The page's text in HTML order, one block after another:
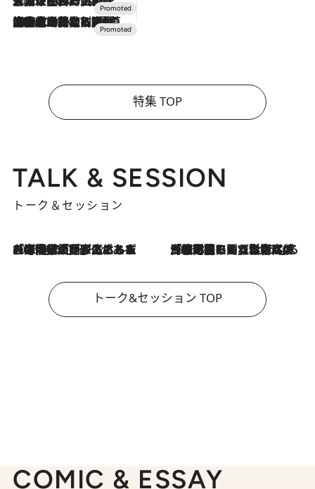
2026.7.10
NEW OPEN！【界 草津】名湯の地に誕生。趣の異なる2種の温泉と上州ならではの会席・蕎麦割烹など美食を味わう究極の癒やし旅
特集 TOP
TALK & SESSION
トーク＆セッション
2026.8.3
「今後値上げがあるとすれば…」「リスクがあるのは今年の冬」エネルギー専門家が語る、ホルムズ海峡封鎖が家庭にもたらす“ある心配” 2026.8.3
「住宅建てられない…」「サーチャージ料の高値が続いている」ホルムズ海峡封鎖による影響はいつまで続く？《エネルギー専門家に聞く“どうなる日本の暮らし”》
トーク&セッション TOP
COMIC & ESSAY